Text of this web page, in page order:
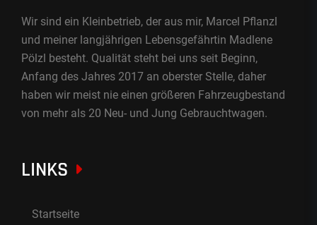
Wir sind ein Kleinbetrieb, der aus mir, Marcel Pflanzl
und meiner langjährigen Lebensgefährtin Madlene
Pölzl besteht. Qualität steht bei uns seit Beginn,
Anfang des Jahres 2017 an oberster Stelle, daher
haben wir meist nie einen größeren Fahrzeugbestand
von mehr als 20 Neu- und Jung Gebrauchtwagen.
LINKS
Startseite